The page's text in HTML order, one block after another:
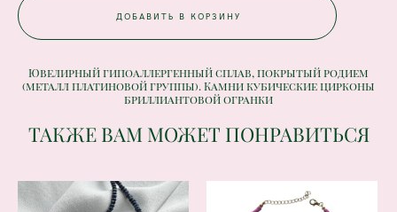
ДОБАВИТЬ В КОРЗИНУ
Ювелирный гипоаллергенный сплав, покрытыйродием
(металл платиновой группы). Камни кубические цирконы
бриллиантовой огранки
ТАКЖЕ ВАМ МОЖЕТ ПОНРАВИТЬСЯ